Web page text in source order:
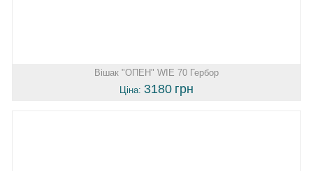
Вішак "ОПЕН" WIE 70 Гербор
Ціна: 3180 грн